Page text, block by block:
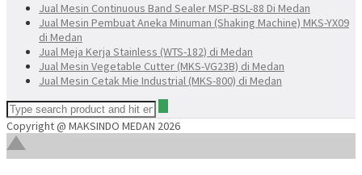
Jual Mesin Continuous Band Sealer MSP-BSL-88 Di Medan
Jual Mesin Pembuat Aneka Minuman (Shaking Machine) MKS-YX09
di Medan
Jual Meja Kerja Stainless (WTS-182) di Medan
Jual Mesin Vegetable Cutter (MKS-VG23B) di Medan
Jual Mesin Cetak Mie Industrial (MKS-800) di Medan
Copyright @ MAKSINDO MEDAN 2026